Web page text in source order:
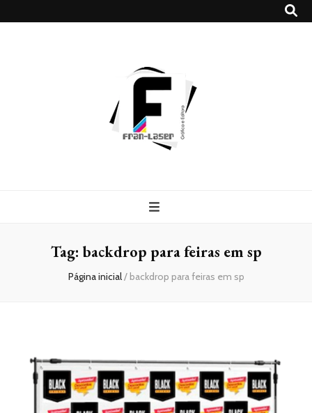
Tag: backdrop para feiras em sp
Página inicial/ backdrop para feiras em sp